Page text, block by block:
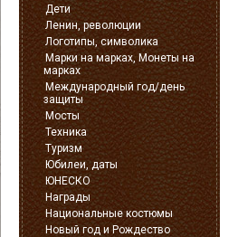
Дети
Ленин, революции
Логотипы, символика
Марки на марках, Монеты на
марках
Международный год/день
защиты
Мосты
Техника
Туризм
Юбилеи, даты
ЮНЕСКО
Награды
Национальные костюмы
Новый год и Рождество